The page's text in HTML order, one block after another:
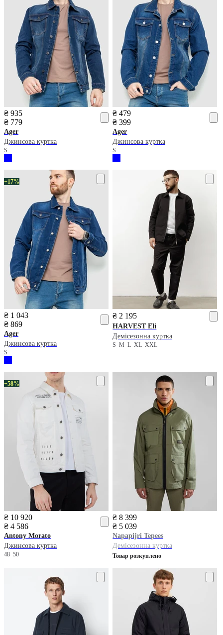
₴ 935
₴ 779
Ager
Джинсова куртка
S
₴ 479
₴ 399
Ager
Джинсова куртка
S
−17%
₴ 1 043
₴ 869
Ager
Джинсова куртка
S
₴ 2 195
HARVESTEli
Демісезонна куртка
SMLXLXXL
−58%
₴ 10 920
₴ 4 586
Antony Morato
Джинсова куртка
48 50
₴ 8 399
₴ 5 039
Napapijri Tepees
Демісезонна куртка
Товар розкуплено